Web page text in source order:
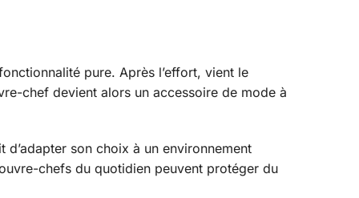
pure. Après l’effort, vient le
chef devient alors un accessoire de mode à
son choix à un environnement
chefs du quotidien peuvent protéger du